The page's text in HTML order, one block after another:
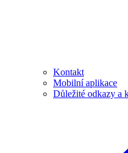
Kontakt
Mobilní aplikace
Důležité odkazy a